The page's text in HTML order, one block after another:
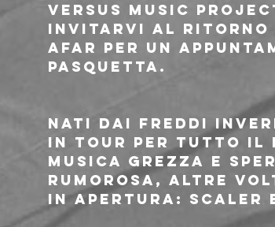
Versus Music
invitarvi al ritorno in
AFAR per un
pasquetta.
Nati dai freddi
in tour per tutto il
musica grezza e
rumorosa, altre
In apertura: Scaler